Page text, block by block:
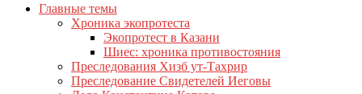
Главные темы
Хроника экопротеста
Экопротест в Казани
Шиес: хроника противостояния
Преследования Хизб ут-Тахрир
Преследование Свидетелей Иеговы